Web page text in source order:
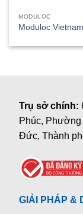
MODULOC
Moduloc Vietnam
Trụ sở chính:
Phúc,
Đức, Thành
GIẢI PHÁP &